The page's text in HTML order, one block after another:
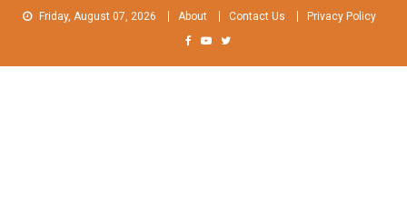
Friday, August 07, 2026 About Contact Us Privacy Policy